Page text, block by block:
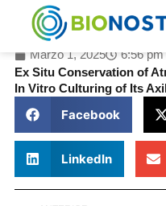
Marzo 1, 2025
6:56 pm
Ex Situ Conservation of
In Vitro Culturing of Its
Facebook
LinkedIn